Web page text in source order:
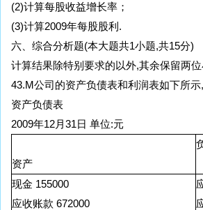
(2)计算每股收益增长率；
(3)计算2009年每股股利.
六、综合分析题(本大题共1小题,共15分)
计算结果除特别要求的以外,其余保留两
43.M公司的资产负债表和利润表如下所
资产负债表
2009年12月31日 单位:元
资产
现金 155000
应收账款 672000